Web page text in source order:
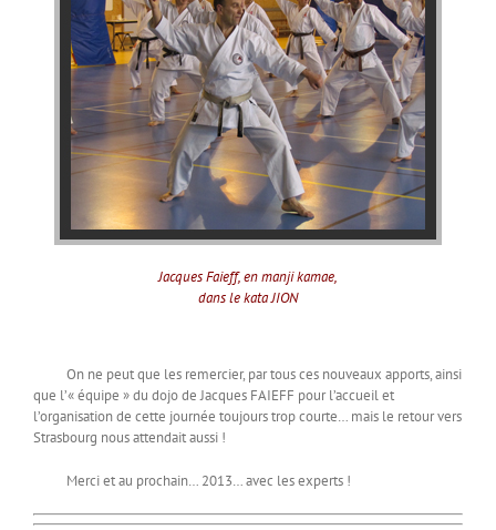
Jacques Faieff, en manji kamae,
dans le kata JION
On ne peut que les remercier, par tous ces nouveaux apports, ainsi
que l’« équipe » du dojo de Jacques FAIEFF pour l’accueil et
l’organisation de cette journée toujours trop courte… mais le retour vers
Strasbourg nous attendait aussi !
Merci et au prochain… 2013… avec les experts !